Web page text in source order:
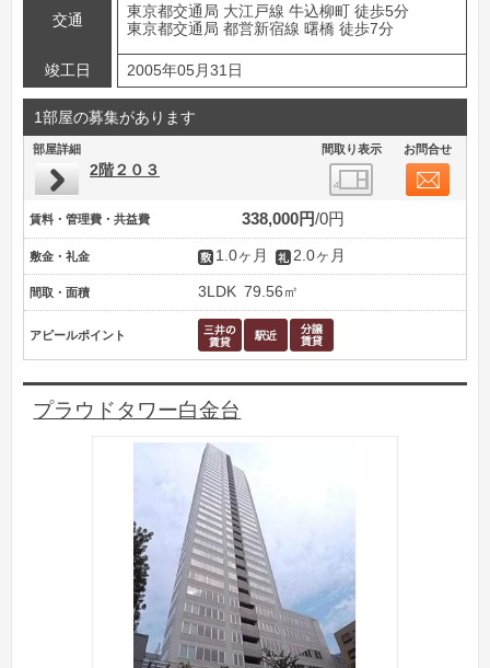
交通
東京都交通局 大江戸線 牛込柳町 徒歩5分
東京都交通局 都営新宿線 曙橋 徒歩7分
竣工日 2005年05月31日
1部屋の募集があります
部屋詳細 間取り表示 お問合せ
2階２０３
賃料・管理費・共益費 338,000円 0円
敷金・礼金 1.0ヶ月 2.0ヶ月
間取・面積 3LDK 79.56㎡
アピールポイント
プラウドタワー白金台